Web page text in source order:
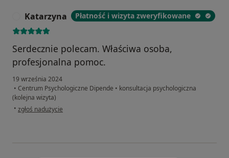
Katarzyna Płatność i wizyta zweryfikowane
Serdecznie polecam. Właściwa osoba,
profesjonalna pomoc.
19 września 2024
• Centrum Psychologiczne Dipende • konsultacja psychologiczna
(kolejna wizyta)
• w opinii użytkownika Katarzyna
zgłoś nadużycie